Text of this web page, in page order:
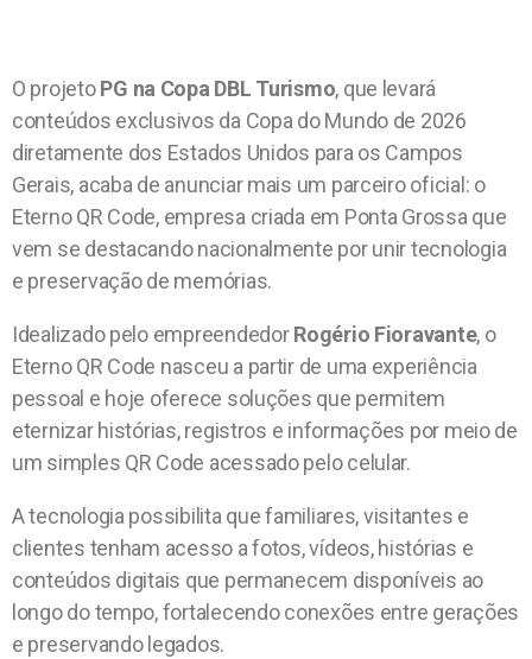
O projetoPG na Copa DBL Turismo, que levará
conteúdos exclusivos da Copa do Mundo de 2026
diretamente dos Estados Unidos para os Campos
Gerais, acaba de anunciar mais um parceiro oficial: o
Eterno QR Code, empresa criada em Ponta Grossa que
vem se destacando nacionalmente por unir tecnologia
e preservação de memórias.
Idealizado pelo empreendedorRogério Fioravante, o
Eterno QR Code nasceu a partir de uma experiência
pessoal e hoje oferece soluções que permitem
eternizar histórias, registros e informações por meio de
um simples QR Code acessado pelo celular.
A tecnologia possibilita que familiares, visitantes e
clientes tenham acesso a fotos, vídeos, histórias e
conteúdos digitais que permanecem disponíveis ao
longo do tempo, fortalecendo conexões entre gerações
e preservando legados.